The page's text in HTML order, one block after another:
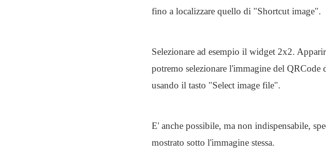
fino a localizzare quello di "Shortcut image".
Selezionare ad esempio il widget 2x2.
potremo selezionare l'immagine del QRCode
usando il tasto "Select image file".
E' anche possibile, ma non indispensabile,
mostrato sotto l'immagine stessa.